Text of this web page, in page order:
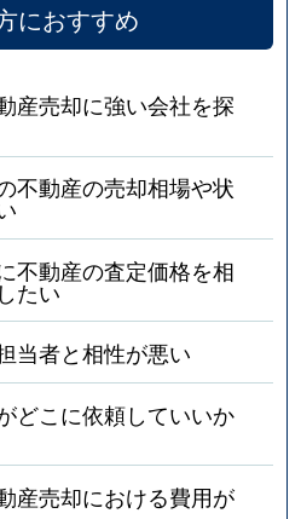
におすすめ
産売却に強い会社を探
不動産の売却相場や状
不動産の査定価格を相
たい
当者と相性が悪い
どこに依頼していいか
産売却における費用が